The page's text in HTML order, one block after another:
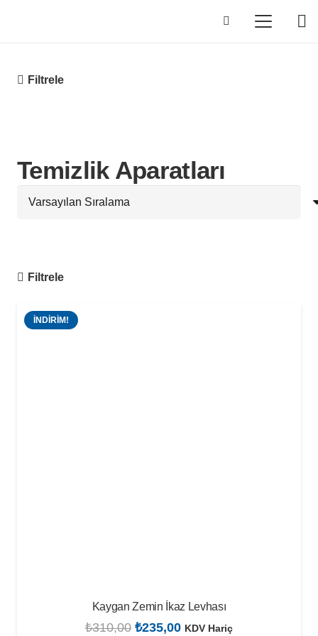
Filtrele
Temizlik Aparatları
Filtrele
İNDIRIM!
Kaygan Zemin İkaz Levhası
₺310,00 Orijinal
₺235,00Şu
KDV Hariç